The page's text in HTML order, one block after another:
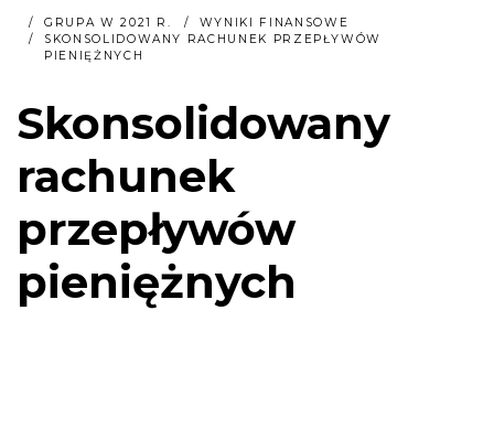
GRUPA W 2021 R.
WYNIKI FINANSOWE
SKONSOLIDOWANY RACHUNEK PRZEPŁYWÓW
PIENIĘŻNYCH
Skonsolidowany
rachunek
przepływów
pieniężnych